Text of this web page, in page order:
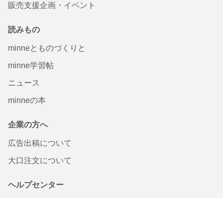
販売支援企画・イベント
読みもの
minneとものづくりと
minne学習帖
ニュース
minneの本
企業の方へ
広告出稿について
大口注文について
ヘルプセンター